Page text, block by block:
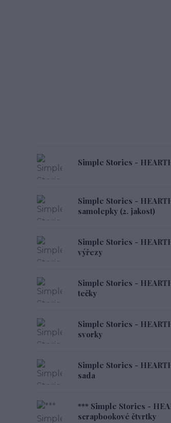
Simple Stories -
Simple Stories -
samolepky (2. jakost)
Simple Stories -
výřezy
Simple Stories -
tečky
Simple Stories -
svorky
Simple Stories -
sada
*** Simple Stories -
scrapbookové čtvrtky